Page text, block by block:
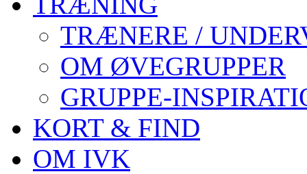
TRÆNERE /
OM ØVEGRUPPER
GRUPPE-
KORT & FIND
OM IVK